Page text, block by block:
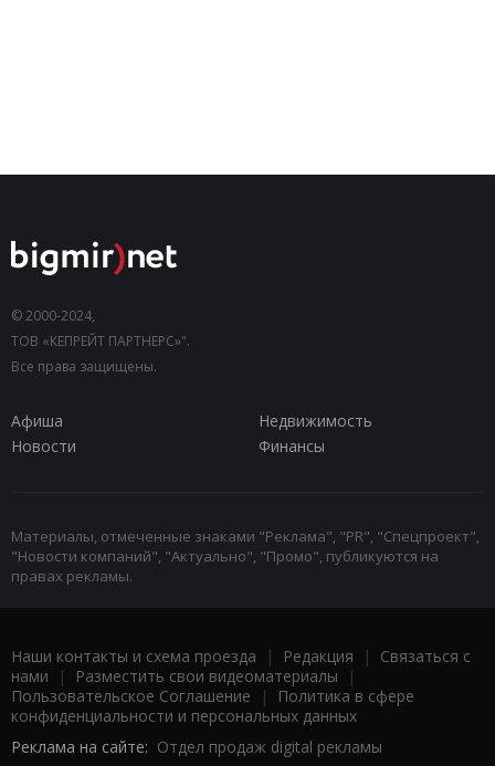
© 2000-2024,
ТОВ «КЕПРЕЙТ ПАРТНЕРС»".
Все права защищены.
Афиша
Недвижимость
Новости
Финансы
Материалы, отмеченные знаками "Реклама", "PR", "Спецпроект",
"Новости компаний", "Актуально", "Промо", публикуются на
правах рекламы.
Наши контакты и схема проезда | Редакция | Связаться с
нами | Разместить свои видеоматериалы |
Пользовательское Соглашение |
Политика в сфере
конфиденциальности и персональных данных
Реклама на сайте: Отдел продаж digital рекламы